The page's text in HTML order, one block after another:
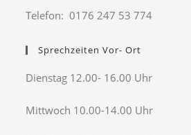
Telefon: 0176 247 53 774
Sprechzeiten Vor- Ort
Dienstag 12.00- 16.00 Uhr
Mittwoch 10.00-14.00 Uhr